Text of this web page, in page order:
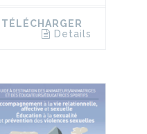
TÉLÉCHARGER
Details